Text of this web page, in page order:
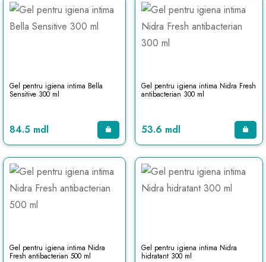
Gel pentru igiena intima Bella
Sensitive 300 ml
84.5 mdl
Gel pentru igiena intima Nidra Fresh
antibacterian 300 ml
53.6 mdl
Gel pentru igiena intima Nidra
Fresh antibacterian 500 ml
Gel pentru igiena intima Nidra
hidratant 300 ml